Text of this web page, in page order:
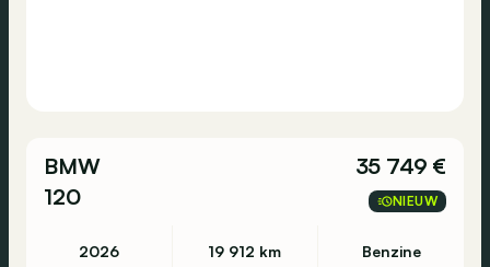
BMW
120
35 749 €
NIEUW
2026 19 912 km Benzine